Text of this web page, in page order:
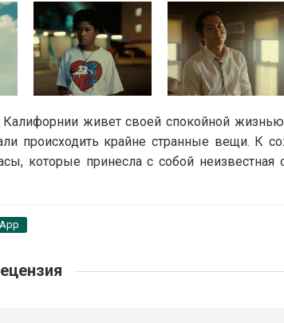
живет своей спокойной
происходить крайне странные вещи. К
которые принесла с собой неизвестная